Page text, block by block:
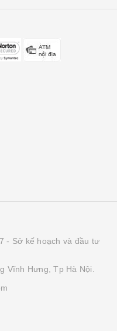
- Sở kế hoạch và đầu tư
Vĩnh Hưng, Tp Hà Nội.